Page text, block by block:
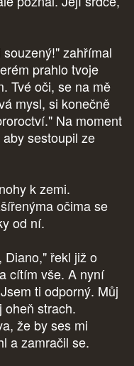
zahřímal
prahlo tvoje
Tvé oči, se na mě
mysl, si konečně
Na moment
sestoupil ze
k zemi.
očima se
od ní.
Diano," řekl již o
cítím vše. A nyní
ti odporný. Můj
oheň strach.
že by ses mi
a zamračil se.